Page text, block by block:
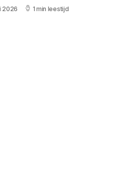
2026 1 min leestijd